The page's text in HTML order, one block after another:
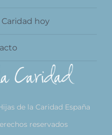
Caridad hoy
de la Caridad España
reservados